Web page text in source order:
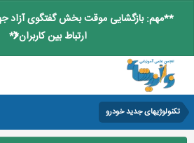
**مهم: بازگشایی موقت بخش گفتگوی آزاد
ارتباط بین کاربران**
تکنولوژیهای جدید خودرو